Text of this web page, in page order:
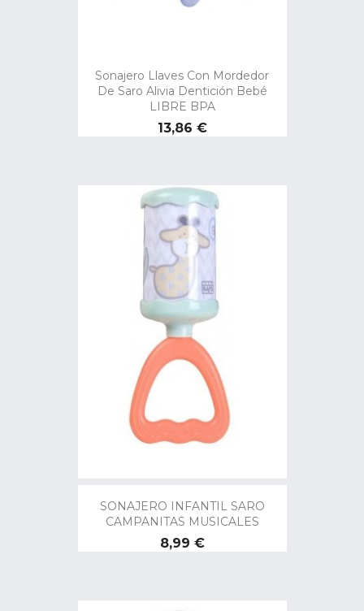
Sonajero Llaves Con Mordedor
De Saro Alivia Dentición Bebé
LIBRE BPA
Precio
13,86 €
SONAJERO INFANTIL SARO
CAMPANITAS MUSICALES
Precio
8,99 €